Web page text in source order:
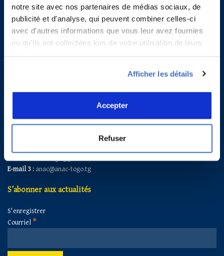
notre site avec nos partenaires de médias sociaux, de
publicité et d'analyse, qui peuvent combiner celles-ci
avec d'autres informations que vous leur avez fournies
ou qu'ils ont collectées lors de votre utilisation de leurs
Afficher les détails
Accepter
Refuser
Agence Nationale de l’Aviation Civile du Togo
Tél :+228 22263740
E-mail 3 : anac@anac-togo.tg
S’abonner aux actualités
S'enregistrer
Courriel*